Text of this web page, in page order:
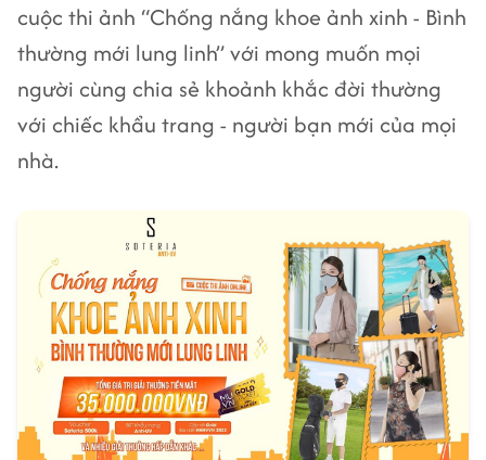
cuộc thi ảnh “Chống nắng khoe ảnh xinh - Bình
thường mới lung linh” với mong muốn mọi
người cùng chia sẻ khoảnh khắc đời thường
với chiếc khẩu trang - người bạn mới của mọi
nhà.